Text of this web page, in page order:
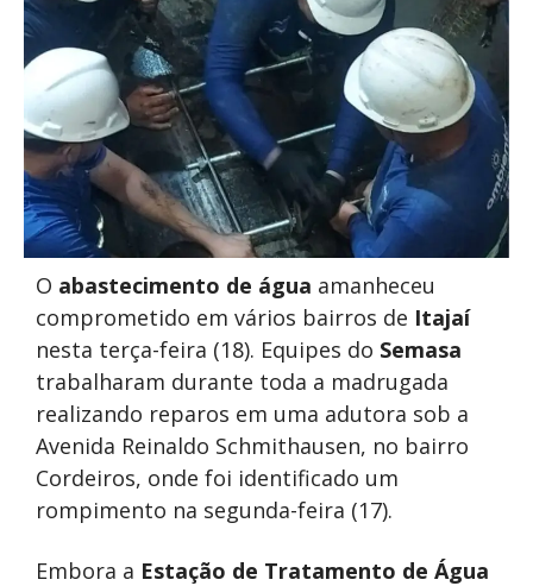
O abastecimento de água amanheceu
comprometido em vários bairros de Itajaí
nesta terça-feira (18). Equipes do Semasa
trabalharam durante toda a madrugada
realizando reparos em uma adutora sob a
Avenida Reinaldo Schmithausen, no bairro
Cordeiros, onde foi identificado um
rompimento na segunda-feira (17).
Embora a Estação de Tratamento de Água